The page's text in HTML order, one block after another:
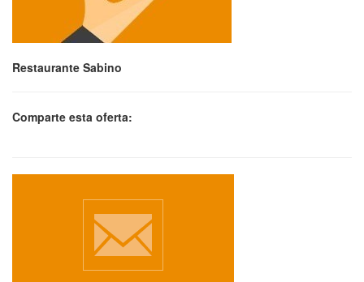
Restaurante Sabino
Comparte esta oferta: